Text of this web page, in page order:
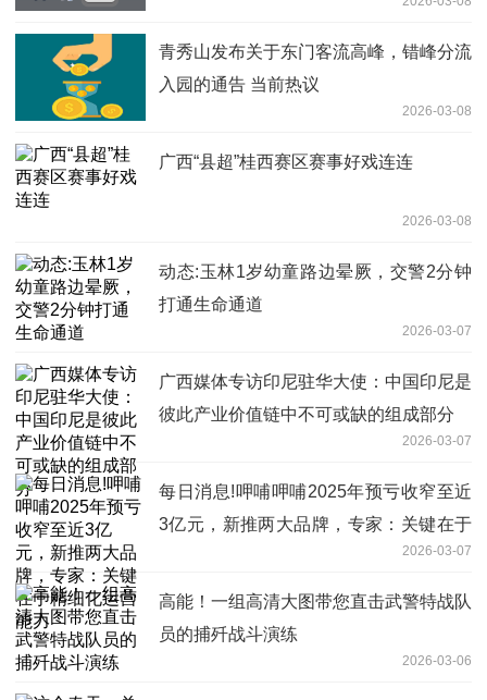
青秀山发布关于东门客流高峰，错峰分流
入园的通告 当前热议
2026-03-08
广西“县超”桂西赛区赛事好戏连连
2026-03-08
动态:玉林1岁幼童路边晕厥，交警2分钟
打通生命通道
2026-03-07
广西媒体专访印尼驻华大使：中国印尼是
彼此产业价值链中不可或缺的组成部分
2026-03-07
每日消息!呷哺呷哺2025年预亏收窄至近
3亿元，新推两大品牌，专家：关键在于
2026-03-07
高能！一组高清大图带您直击武警特战队
员的捕歼战斗演练
2026-03-06